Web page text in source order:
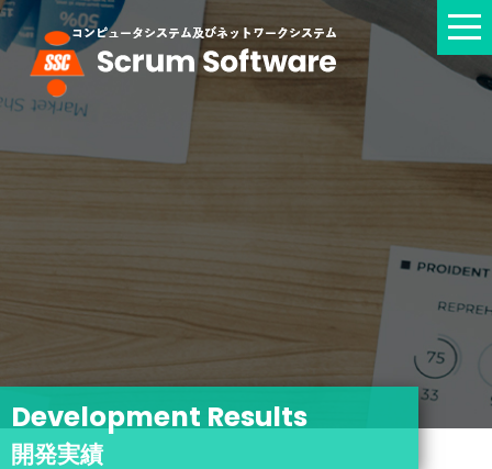
Development Results
開発実績